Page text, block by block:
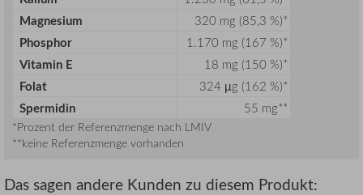
Magnesium 320 mg (85,3 %)*
Phosphor 1.170 mg (167 %)*
Vitamin E 18 mg (150 %)*
Folat 324 µg (162 %)*
Spermidin 55 mg**
*Prozent der Referenzmenge nach LMIV
**keine Referenzmenge vorhanden
Das sagen andere Kunden zu diesem Produkt: